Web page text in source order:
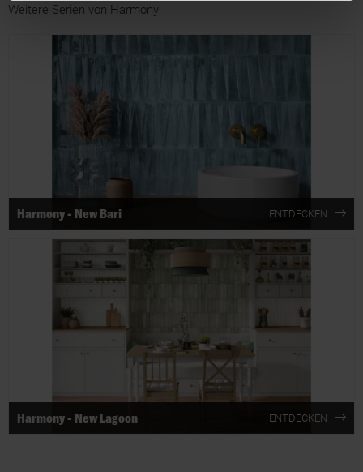
Weitere Serien von Harmony
Harmony - New Bari ENTDECKEN
Harmony - New Lagoon ENTDECKEN